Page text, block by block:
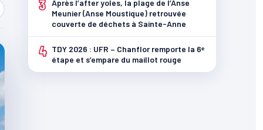
3 Après l’after yoles, la plage de l’Anse
Meunier (Anse Moustique) retrouvée
couverte de déchets à Sainte-Anne
4 TDY 2026 : UFR – Chanflor remporte la 6ᵉ
étape et s’empare du maillot rouge